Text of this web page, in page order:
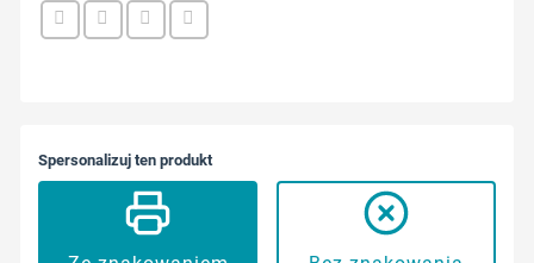
Spersonalizuj ten produkt